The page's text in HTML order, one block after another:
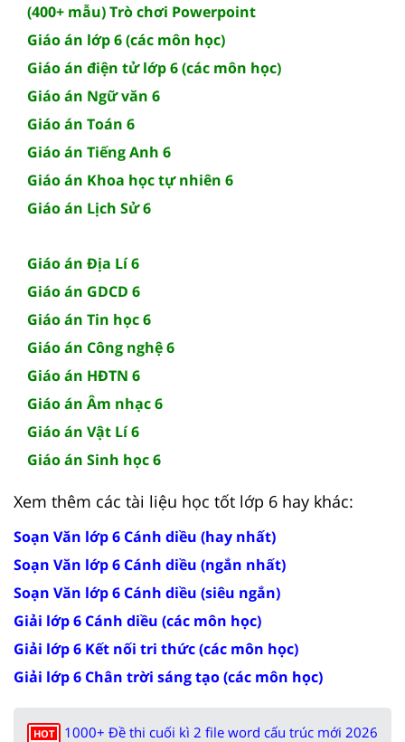
(400+ mẫu) Trò chơi Powerpoint
Giáo án lớp 6 (các môn học)
Giáo án điện tử lớp 6 (các môn học)
Giáo án Ngữ văn 6
Giáo án Toán 6
Giáo án Tiếng Anh 6
Giáo án Khoa học tự nhiên 6
Giáo án Lịch Sử 6
Giáo án Địa Lí 6
Giáo án GDCD 6
Giáo án Tin học 6
Giáo án Công nghệ 6
Giáo án HĐTN 6
Giáo án Âm nhạc 6
Giáo án Vật Lí 6
Giáo án Sinh học 6
Xem thêm các tài liệu học tốt lớp 6 hay khác:
Soạn Văn lớp 6 Cánh diều (hay nhất)
Soạn Văn lớp 6 Cánh diều (ngắn nhất)
Soạn Văn lớp 6 Cánh diều (siêu ngắn)
Giải lớp 6 Cánh diều (các môn học)
Giải lớp 6 Kết nối tri thức (các môn học)
Giải lớp 6 Chân trời sáng tạo (các môn học)
HOT
1000+ Đề thi cuối kì 2 file word cấu trúc mới 2026